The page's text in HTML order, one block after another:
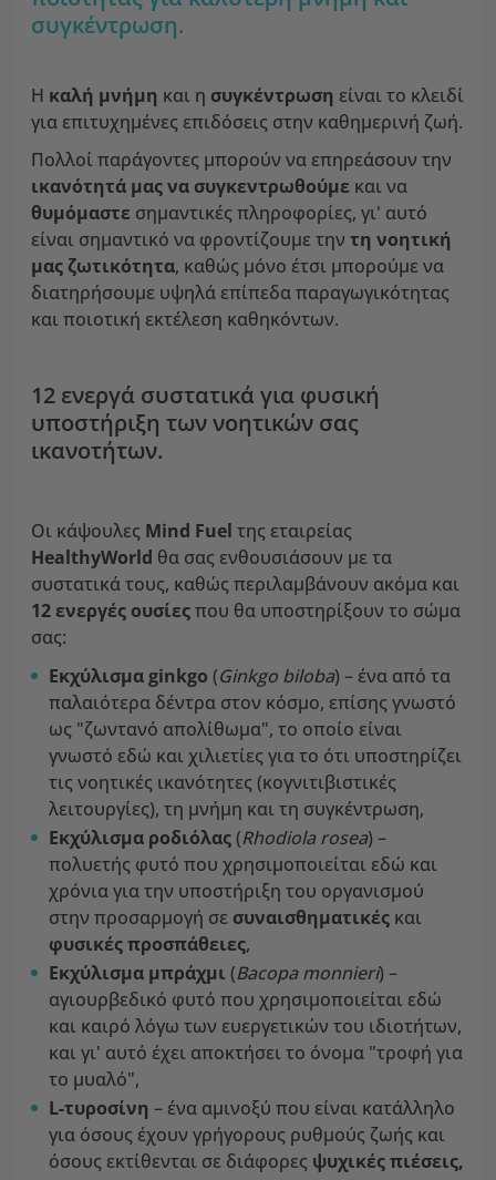
συγκέντρωση.
Η καλή μνήμη και η συγκέντρωση είναι το κλειδί
για επιτυχημένες επιδόσεις στην καθημερινή ζωή.
Πολλοί παράγοντες μπορούν να επηρεάσουν την
ικανότητά μας να συγκεντρωθούμε και να
θυμόμαστε σημαντικές πληροφορίες, γι' αυτό
είναι σημαντικό να φροντίζουμε την τη νοητική
μας ζωτικότητα, καθώς μόνο έτσι μπορούμε να
διατηρήσουμε υψηλά επίπεδα παραγωγικότητας
και ποιοτική εκτέλεση καθηκόντων.
12 ενεργά συστατικά για φυσική
υποστήριξη των νοητικών σας
ικανοτήτων.
Οι κάψουλες Mind Fuel της εταιρείας
HealthyWorld θα σας ενθουσιάσουν με τα
συστατικά τους, καθώς περιλαμβάνουν ακόμα και
12 ενεργές ουσίεςπου θα υποστηρίξουν το σώμα
σας:
Εκχύλισμα ginkgo (Ginkgo biloba) – ένα από τα
παλαιότερα δέντρα στον κόσμο, επίσης γνωστό
ως "ζωντανό απολίθωμα", το οποίο είναι
γνωστό εδώ και χιλιετίες για το ότι υποστηρίζει
τις νοητικές ικανότητες (κογνιτιβιστικές
λειτουργίες), τη μνήμη και τη συγκέντρωση,
Εκχύλισμα ροδιόλας(Rhodiola rosea) –
πολυετής φυτό που χρησιμοποιείται εδώ και
χρόνια για την υποστήριξη του οργανισμού
στην προσαρμογή σε συναισθηματικές και
φυσικές προσπάθειες,
Εκχύλισμα μπράχμι (Bacopa monnieri) –
αγιουρβεδικό φυτό που χρησιμοποιείται εδώ
και καιρό λόγω των ευεργετικών του ιδιοτήτων,
και γι' αυτό έχει αποκτήσει το όνομα "τροφή για
το μυαλό",
L-τυροσίνη – ένα αμινοξύ που είναι κατάλληλο
για όσους έχουν γρήγορους ρυθμούς ζωής και
όσους εκτίθενται σε διάφορες ψυχικές πιέσεις,